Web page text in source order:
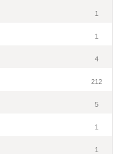
1
1
4
212
5
1
1